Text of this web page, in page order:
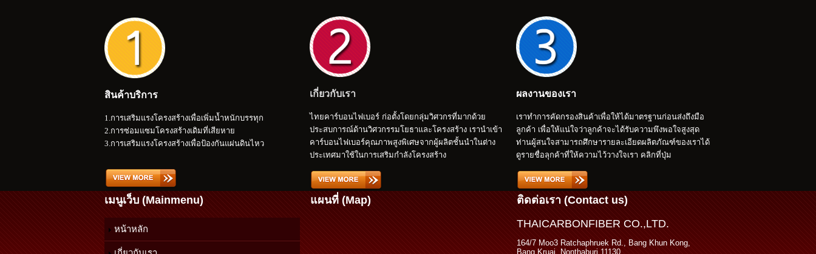
สินค้าบริการ
1.การเสริมแรงโครงสร้างเพื่อเพิ่มน้ำหนักบรรทุก
2.การซ่อมแซมโครงสร้างเดิมที่เสียหาย
3.การเสริมแรงโครงสร้างเพื่อป้องกันแผ่นดินไหว
เกี่ยวกับเรา
ไทยคาร์บอนไฟเบอร์ ก่อตั้งโดยกลุ่มวิศวกรที่มากด้วย
ประสบการณ์ด้านวิศวกรรมโยธาและโครงสร้าง เรานำเข้า
คาร์บอนไฟเบอร์คุณภาพสูงพิเศษจากผู้ผลิตชั้นนำในต่าง
ประเทศมาใช้ในการเสริมกำลังโครงสร้าง
ผลงานของเรา
เราทำการคัดกรองสินค้าเพื่อให้ได้มาตรฐานก่อนส่งถึงมือ
ลูกค้า เพื่อให้แน่ใจว่าลูกค้าจะได้รับความพึงพอใจสูงสุด
ท่านผู้สนใจสามารถศึกษารายละเอียดผลิตภัณฑ์ของเราได้
ดูรายชื่อลุกค้าที่ให้ความไว้วางใจเรา คลิกที่ปุ่ม
เมนูเว็บ (Mainmenu)
หน้าหลัก
แผนที่ (Map)
ติดต่อเรา (Contact us)
THAICARBONFIBER CO.,LTD.
164/7 Moo3 Ratchaphruek Rd., Bang Khun Kong,
Bang Kruai, Nonthaburi 11130